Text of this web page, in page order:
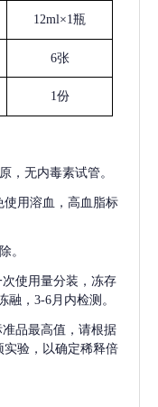
12ml×1瓶
6张
1份
，无内毒素试管。
使用溶血，高血脂标
。
使用量分装，冻存
，3-6月内检测。
品最高值，请根据
实验，以确定稀释倍